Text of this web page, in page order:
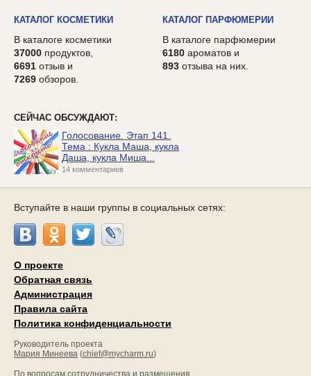
КАТАЛОГ КОСМЕТИКИ
В каталоге косметики
37000 продуктов,
6691 отзыв и
7269 обзоров.
КАТАЛОГ ПАРФЮМЕРИИ
В каталоге парфюмерии
6180 ароматов и
893 отзыва на них.
СЕЙЧАС ОБСУЖДАЮТ:
Голосование. Этап 141.
Тема : Кукла Маша, кукла
Даша, кукла Миша...
14 комментариев
Вступайте в наши группы в социальных сетях:
О проекте
Обратная связь
Администрация
Правила сайта
Политика конфиденциальности
Руководитель проекта
Мария Минеева (chief@mycharm.ru)
По вопросам сотрудничества и размещения